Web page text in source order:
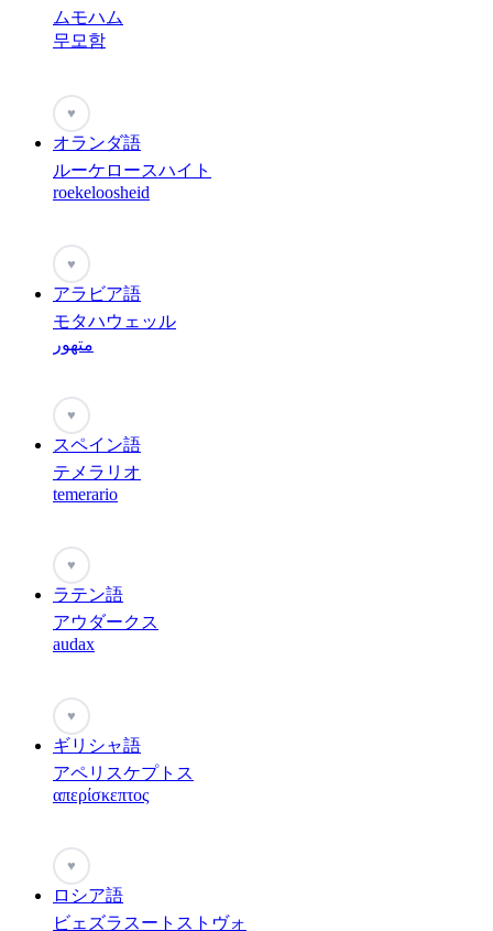
ムモハム
무모함
♥
オランダ語
ルーケロースハイト
roekeloosheid
♥
アラビア語
モタハウェッル
متهور
♥
スペイン語
テメラリオ
temerario
♥
ラテン語
アウダークス
audax
♥
ギリシャ語
アペリスケプトス
απερίσκεπτος
♥
ロシア語
ビェズラスートストヴォ